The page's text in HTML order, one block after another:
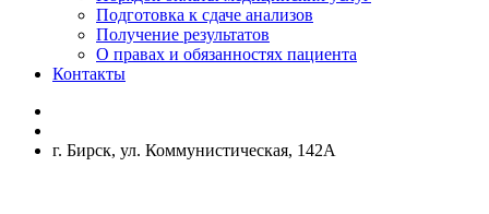
Подготовка к сдаче анализов
Получение результатов
О правах и обязанностях пациента
Контакты
г. Бирск, ул. Коммунистическая, 142А